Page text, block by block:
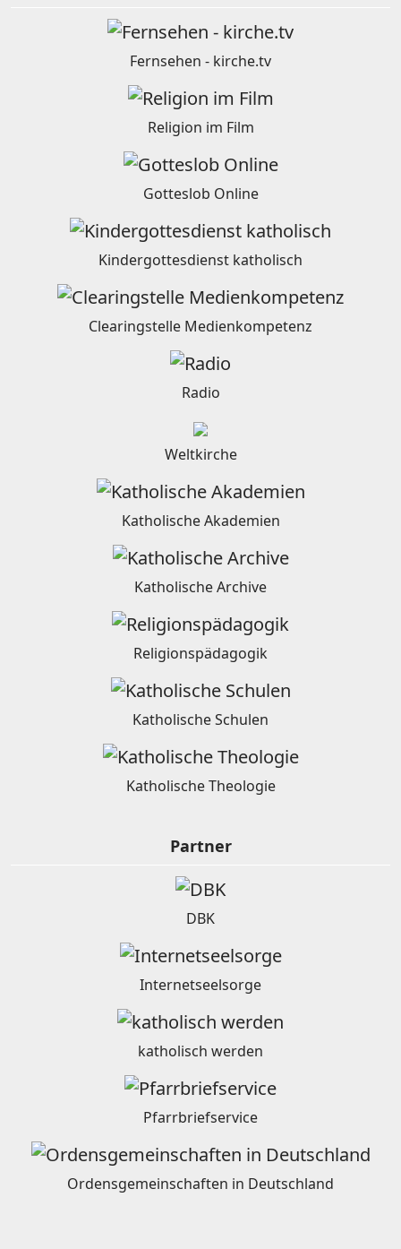
Fernsehen - kirche.tv
Religion im Film
Gotteslob Online
Kindergottesdienst katholisch
Clearingstelle Medienkompetenz
Radio
Weltkirche
Katholische Akademien
Katholische Archive
Religionspädagogik
Katholische Schulen
Katholische Theologie
Partner
DBK
Internetseelsorge
katholisch werden
Pfarrbriefservice
Ordensgemeinschaften in Deutschland